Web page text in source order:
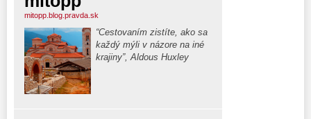
mitopp.blog.pravda.sk
“Cestovaním zistíte, ako sa
každý mýli v názore na iné
krajiny”, Aldous Huxley